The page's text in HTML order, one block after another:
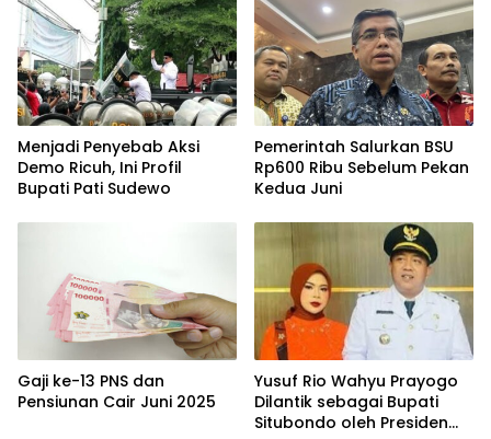
Menjadi Penyebab Aksi
Demo Ricuh, Ini Profil
Bupati Pati Sudewo
Pemerintah Salurkan BSU
Rp600 Ribu Sebelum Pekan
Kedua Juni
Gaji ke-13 PNS dan
Pensiunan Cair Juni 2025
Yusuf Rio Wahyu Prayogo
Dilantik sebagai Bupati
Situbondo oleh Presiden